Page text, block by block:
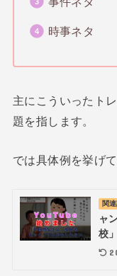
時事ネタ
主にこういったト
題を指します。
では具体例を挙げ
関
ャ
校